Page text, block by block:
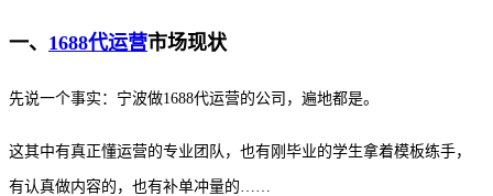
一、 1688代运营市场现状
先说一个事实：宁波做1688代运营的公司，遍地都是。
这其中有真正懂运营的专业团队，也有刚毕业的学生拿着模板练手，
有认真做内容的，也有补单冲量的……